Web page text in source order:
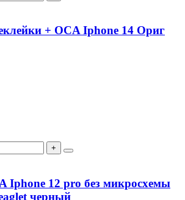
+ OCA Iphone 14 Ориг
+
Iphone 12 pro без микросхемы
черный